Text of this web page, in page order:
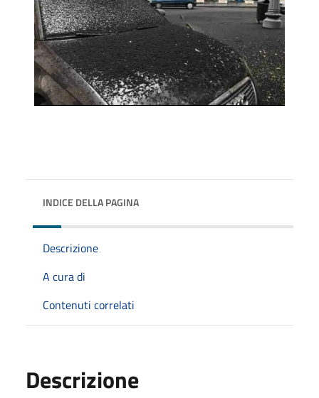
INDICE DELLA PAGINA
Descrizione
A cura di
Contenuti correlati
Descrizione